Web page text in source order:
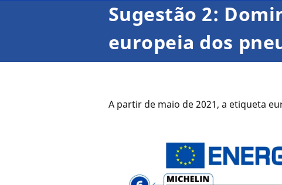
Sugestão 2:
europeia dos
A partir de maio de 2021, a etiqueta